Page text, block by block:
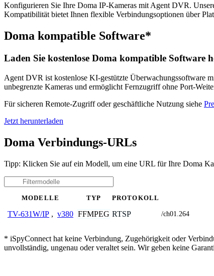
Konfigurieren Sie Ihre Doma IP-Kameras mit Agent DVR.
Kompatibilität bietet Ihnen flexible Verbindungsoptionen über
Doma kompatible Software*
Laden Sie kostenlose Doma kompatible Software
Agent DVR ist kostenlose KI-gestützte Überwachungssoftware
unbegrenzte Kameras und ermöglicht Fernzugriff ohne Port-
Für sicheren Remote-Zugriff oder geschäftliche Nutzung siehe
Jetzt herunterladen
Doma Verbindungs-URLs
Tipp: Klicken Sie auf ein Modell, um eine URL für Ihre Doma
MODELLE TYP PROTOKOLL
TV-631W/IP , v380 FFMPEG RTSP /ch01.264
* iSpyConnect hat keine Verbindung, Zugehörigkeit oder
unvollständig, ungenau oder veraltet sein. Wir geben keine